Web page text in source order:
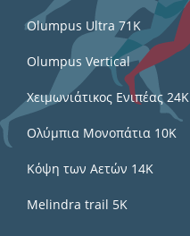
Olumpus Ultra 71K
Olumpus Vertical
Χειμωνιάτικος Ενιπέας 24Κ
Ολύμπια Μονοπάτια 10Κ
Κόψη των Αετών 14Κ
Melindra trail 5Κ